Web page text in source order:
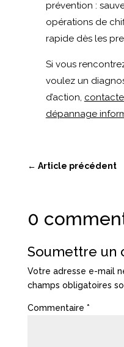
prévention :
opérations de
rapide dès les
Si vous
voulez un
d’action,
dépannage
← Article précédent
0
Soumettre un
Votre adresse e-mail
champs obligatoires
Commentaire *